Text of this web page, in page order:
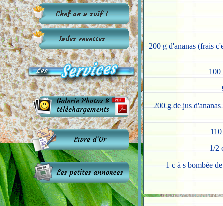
200 g d'ananas (frais
100
200 g de jus
1/2
1 c à s bombée